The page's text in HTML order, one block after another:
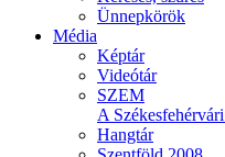
Ünnepkörök
Média
Képtár
Videótár
SZEM
A
Hangtár